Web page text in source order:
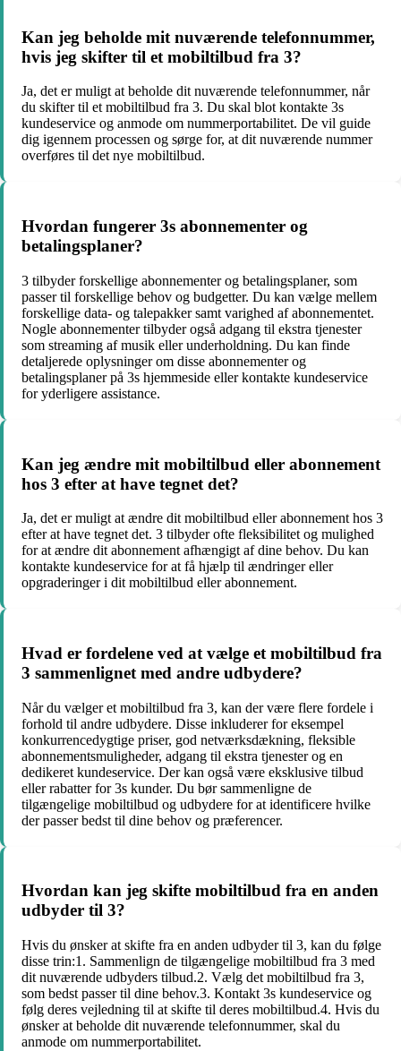
Kan jeg beholde mit nuværende telefonnummer,
hvis jeg skifter til et mobiltilbud fra 3?
Ja, det er muligt at beholde dit nuværende telefonnummer, når
du skifter til et mobiltilbud fra 3. Du skal blot kontakte 3s
kundeservice og anmode om nummerportabilitet. De vil guide
dig igennem processen og sørge for, at dit nuværende nummer
overføres til det nye mobiltilbud.
Hvordan fungerer 3s abonnementer og
betalingsplaner?
3 tilbyder forskellige abonnementer og betalingsplaner, som
passer til forskellige behov og budgetter. Du kan vælge mellem
forskellige data- og talepakker samt varighed af abonnementet.
Nogle abonnementer tilbyder også adgang til ekstra tjenester
som streaming af musik eller underholdning. Du kan finde
detaljerede oplysninger om disse abonnementer og
betalingsplaner på 3s hjemmeside eller kontakte kundeservice
for yderligere assistance.
Kan jeg ændre mit mobiltilbud eller abonnement
hos 3 efter at have tegnet det?
Ja, det er muligt at ændre dit mobiltilbud eller abonnement hos 3
efter at have tegnet det. 3 tilbyder ofte fleksibilitet og mulighed
for at ændre dit abonnement afhængigt af dine behov. Du kan
kontakte kundeservice for at få hjælp til ændringer eller
opgraderinger i dit mobiltilbud eller abonnement.
Hvad er fordelene ved at vælge et mobiltilbud fra
3 sammenlignet med andre udbydere?
Når du vælger et mobiltilbud fra 3, kan der være flere fordele i
forhold til andre udbydere. Disse inkluderer for eksempel
konkurrencedygtige priser, god netværksdækning, fleksible
abonnementsmuligheder, adgang til ekstra tjenester og en
dedikeret kundeservice. Der kan også være eksklusive tilbud
eller rabatter for 3s kunder. Du bør sammenligne de
tilgængelige mobiltilbud og udbydere for at identificere hvilke
der passer bedst til dine behov og præferencer.
Hvordan kan jeg skifte mobiltilbud fra en anden
udbyder til 3?
Hvis du ønsker at skifte fra en anden udbyder til 3, kan du følge
disse trin:1. Sammenlign de tilgængelige mobiltilbud fra 3 med
dit nuværende udbyders tilbud.2. Vælg det mobiltilbud fra 3,
som bedst passer til dine behov.3. Kontakt 3s kundeservice og
følg deres vejledning til at skifte til deres mobiltilbud.4. Hvis du
ønsker at beholde dit nuværende telefonnummer, skal du
anmode om nummerportabilitet.